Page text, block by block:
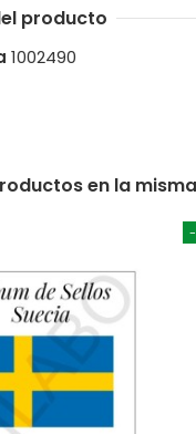
producto
1002490
en la